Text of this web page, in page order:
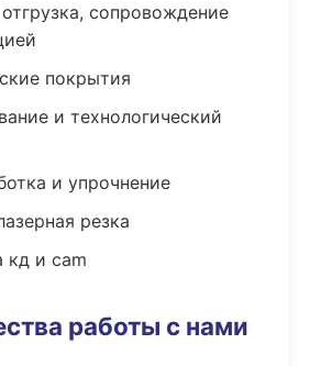
сопровождение
покрытия
и технологический
и упрочнение
резка
кд и cam
работы с нами